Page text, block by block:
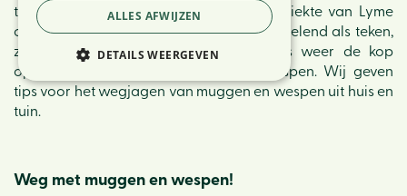
tegenkomt. Teken brengen mogelijk de ziekte van Lyme
over. Oppassen dus! Minstens net zo vervelend als teken,
zijn die irritante muggen die 's zomers weer de kop
opsteken, binnenkort gevolgd door wespen. Wij geven
tips voor het wegjagen van muggen en wespen uit huis en
tuin.
Weg met muggen en wespen!
ALLES AFWIJZEN
DETAILS WEERGEVEN